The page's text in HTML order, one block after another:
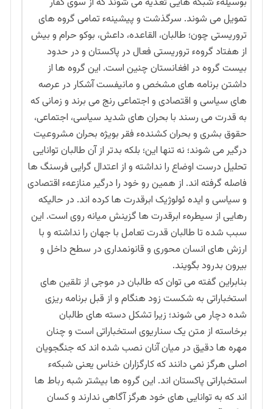
تمویل می شوند. سرگذشت و پیشینهء تمامی گروه های
تروریستی چون؛ طالبان، القاعده، داعش، بوکو حرام و بیش
از هفتاد گروهء تروریستی فعال در پاکستان و در حدود
بیست گروه در افغانستان چنین است. این گروه ها از
داشتن برنامه های مشخص و مانیفست آشکار در عرصه
های سیاسی و اقتصادی و اجتماعی رنج می برند و زمانی که
به قدرت می رسند با بحران های شدید سیاسی، اجتماعی،
حقوق بشری و بحران کشندهء فقر بویژه بحران مشروعیت
درگیر می شوند؛ نه تنها این؛ بلکه بدتر از آن طالبان توانایی
تحلیل درست اوضاع را نداشته و از اعتدال گرایی فرسنگ ها
فاصله گرفته اند. از همین رو خود را درگیر منازعهء اقتصادی
و سیاسی و ایده ئولوژیک ابرقدرت ها کرده اند. در حالیکه
رهایی از سیطرهء ابرقدرت ها گزینش میانه روی است. این
سبب شده تا طالبان قدرت تعامل با جهان را نداشته و با
ارزش های انسان محوری و قانونمداری در سطح داخل و
بیرون بدرود بگویند.
بنابراین گفته می توان که طالبان در موجی از تلقین های
استخباراتی به شکست زود هنگام و از قبل برنامه ریزی
شده دچار می شوند؛ زیرا تشکل دسته های طالبان
برخاسته از متن یک سناریوی استخباراتی است و چنان
مهره ها دقیق در میان آنان نصب شده اند که جنگجویان
اصلی هرگز نمی دانند که کارگزاران خناس یعنی شبکهء
استخباراتی پاکستان اند. این گروه ها بیشتر شبه رباط ها
اند که به توانایی های خود هرگز آگاهی ندارند و کسان